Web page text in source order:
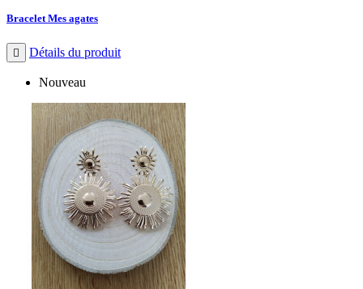
Bracelet Mes agates
 Détails du produit
Nouveau